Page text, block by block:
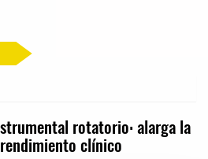
rotatorio: alarga la
clínico